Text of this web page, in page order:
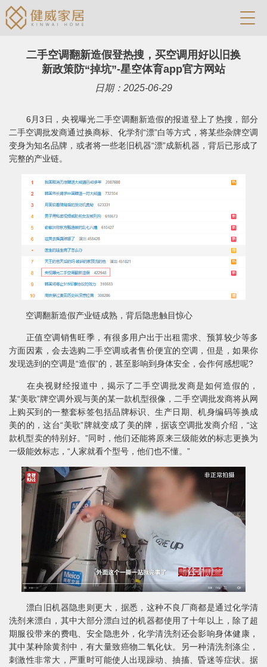
二手空调翻新造假登热搜，买空调用好以旧换
新政策防“掉坑”-星空体育app官方网站
日期：2025-06-29
6月3日，央视曝光二手空调翻新造假的报道登上了热搜，部分
二手空调批发商通过换商标、化学剂“漂”白等方式，将某些杂牌空调
变身为知名品牌，或者将一些老旧机器“漂”成新机器，背后已形成了
完整的产业链。
空调翻新造假产业链成熟，背后隐患触目惊心
正值空调销售旺季，有很多用户出于出租需求、预算较少等多
方面因素，会去选购二手空调或者售价便宜的空调，但是，如果你
发现选到的空调是“造假”的，甚至影响到身体安全，会作何感想呢?
在央视财经报道中，揭示了二手空调批发商是如何造假的，
某“美歌”牌空调外观与美的某一款机型很像，二手空调批发商将从网
上购买到的一整套标签包括品牌标识、生产日期、机身编码等换成
美的的，这台“美歌”牌就变成了美的牌，据该空调批发商介绍，“这
款机型卖的特别好。”同时，他们还能将原来三级能效的标志更换为
一级能效标志，“人家就看个型号，他们也不懂。”
漂白旧机器隐患则更大，据悉，这种不良厂商都是通过化学清
洗剂来漂白，其中大部分漂白过的机器都使用了十年以上，除了超
期服役带来的费电、安全隐患外，化学清洗剂还会影响身体健康，
其中某种除黄剂中，有大量致癌物二氧化钛。另一种清洗剂涤尘，
刺激性非常大，严重时可能使人出现躁动、抽搐、昏迷等症状。据